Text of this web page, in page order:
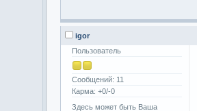
igor
Пользователь
Сообщений: 11
Карма: +0/-0
Здесь может быть Ваша